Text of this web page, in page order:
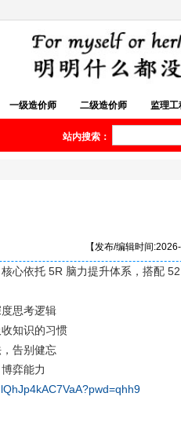
一级造价师 二级造价师 监理工
站内搜索：
【发布/编辑时间
心依托 5R 脑力提升体系，搭配
思考逻辑
知识的习惯
告别健忘
弈能力